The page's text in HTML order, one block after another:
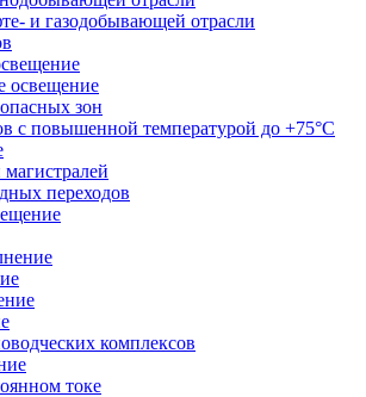
и газодобывающей отрасли
освещение
зон
с повышенной температурой до +75°C
переходов
комплексов
токе